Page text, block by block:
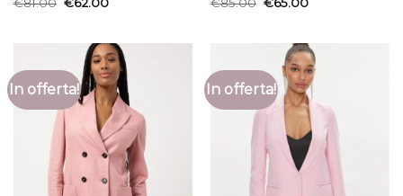
In offerta! In offerta!